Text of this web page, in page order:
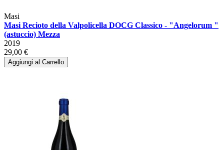
Masi
Masi Recioto della Valpolicella DOCG Classico - "Angelorum "
(astuccio) Mezza
2019
29,00 €
Aggiungi al Carrello